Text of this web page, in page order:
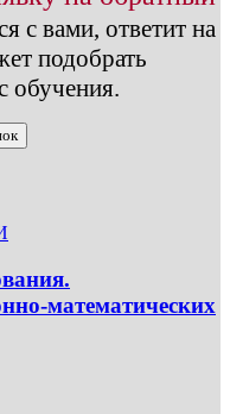
с вами, ответит на
подобрать
обучения.
математических